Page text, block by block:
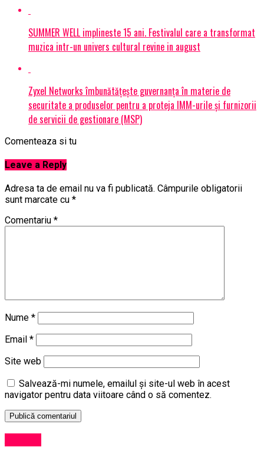
SUMMER WELL implineste 15 ani. Festivalul care a transformat
muzica intr-un univers cultural revine in august
Zyxel Networks îmbunătățește guvernanța în materie de
securitate a produselor pentru a proteja IMM-urile și furnizorii
de servicii de gestionare (MSP)
Comenteaza si tu
Leave a Reply
Adresa ta de email nu va fi publicată. Câmpurile obligatorii
sunt marcate cu *
Comentariu *
Nume *
Email *
Site web
Salvează-mi numele, emailul și site-ul web în acest
navigator pentru data viitoare când o să comentez.